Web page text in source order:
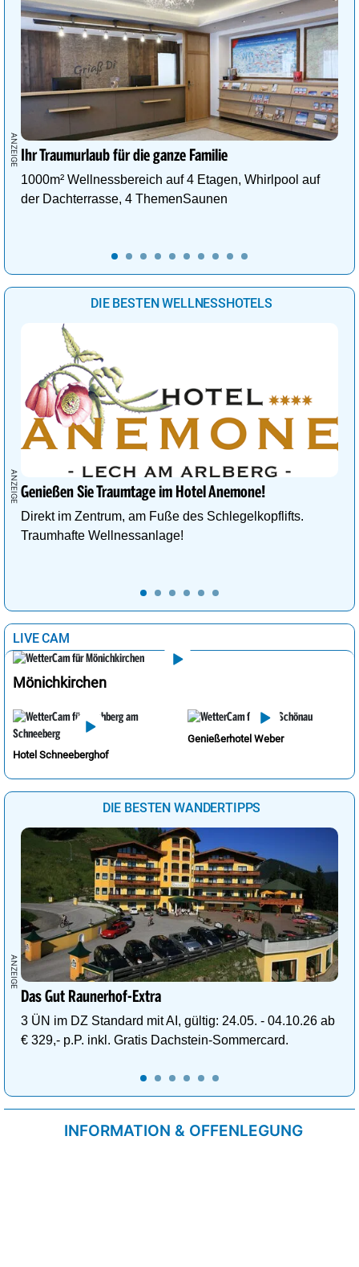
Ihr Traumurlaub für die ganze Familie
1000m² Wellnessbereich auf 4 Etagen, Whirlpool auf
der Dachterrasse, 4 ThemenSaunen
DIE BESTEN WELLNESSHOTELS
Genießen Sie Traumtage im Hotel Anemone!
Direkt im Zentrum, am Fuße des Schlegelkopflifts.
Traumhafte Wellnessanlage!
LIVE CAM
Mönichkirchen
Hotel Schneeberghof
Genießerhotel Weber
DIE BESTEN WANDERTIPPS
Das Gut Raunerhof-Extra
3 ÜN im DZ Standard mit AI, gültig: 24.05. - 04.10.26 ab
€ 329,- p.P. inkl. Gratis Dachstein-Sommercard.
INFORMATION & OFFENLEGUNG